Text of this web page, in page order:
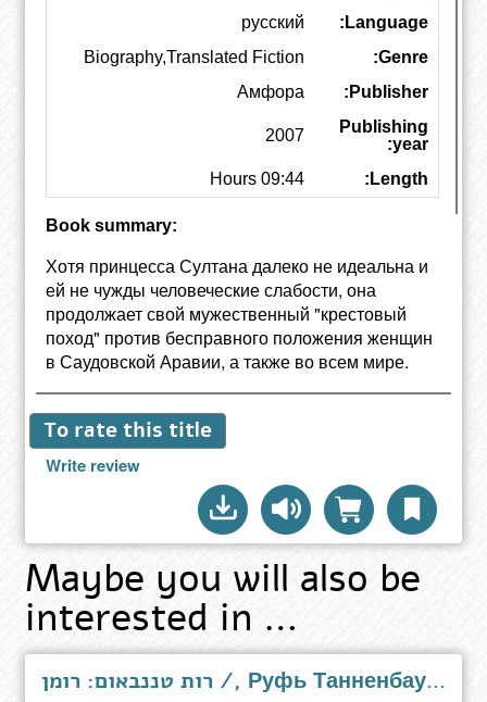
Language:
русский
Genre:
Biography,Translated Fiction
Publisher:
Амфора
Publishing
year:
2007
Length:
09:44 Hours
Book summary:
Хотя принцесса Султана далеко не идеальна и
ей не чужды человеческие слабости, она
продолжает свой мужественный "крестовый
поход" против бесправного положения женщин
в Саудовской Аравии, а также во всем мире.
To rate this title
Write review
Maybe you will also be
interested in …
רות טננבאום: רומן /, Руфь Танненбаум : роман